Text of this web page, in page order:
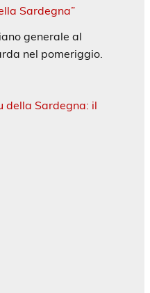
Sardegna”
generale al
nel pomeriggio.
della Sardegna: il